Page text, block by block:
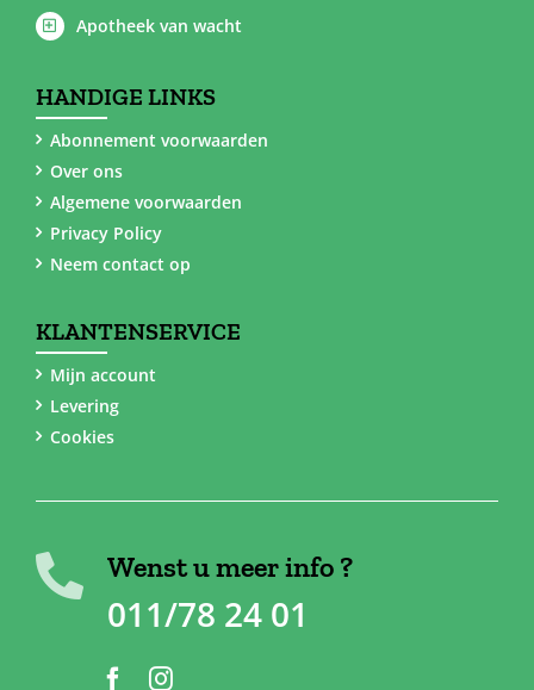
Apotheek van wacht
HANDIGE LINKS
Abonnement voorwaarden
Over ons
Algemene voorwaarden
Privacy Policy
Neem contact op
KLANTENSERVICE
Mijn account
Levering
Cookies
Wenst u meer info ?
011/78 24 01